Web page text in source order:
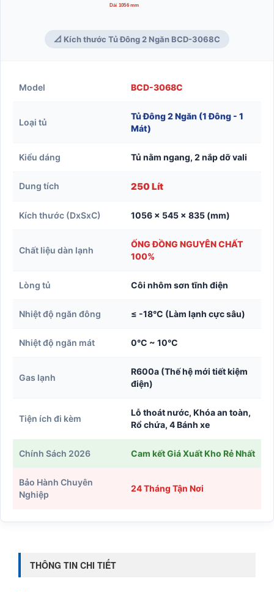
Dài 1056 mm
📐 Kích thước Tủ Đông 2 Ngăn BCD-3068C
Model BCD-3068C
Loại tủ
Tủ Đông 2 Ngăn (1 Đông - 1
Mát)
Kiểu dáng Tủ nằm ngang, 2 nắp dỡ vali
Dung tích 250 Lít
Kích thước (DxSxC) 1056 x 545 x 835 (mm)
Chất liệu dàn lạnh
ỐNG ĐỒNG NGUYÊN CHẤT
100%
Lòng tủ Côi nhôm sơn tĩnh điện
Nhiệt độ ngăn đông ≤ -18°C (Làm lạnh cực sâu)
Nhiệt độ ngăn mát 0°C ~ 10°C
Gas lạnh
R600a (Thế hệ mới tiết kiệm
điện)
Tiện ích đi kèm
Lỗ thoát nước, Khóa an toàn,
Rổ chứa, 4 Bánh xe
Chính Sách 2026 Cam kết Giá Xuất Kho Rẻ Nhất
Bảo Hành Chuyên
Nghiệp
24 Tháng Tận Nơi
THÔNG TIN CHI TIẾT